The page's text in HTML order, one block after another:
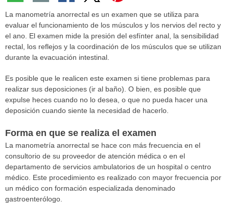
La manometría anorrectal es un examen que se utiliza para
evaluar el funcionamiento de los músculos y los nervios del recto y
el ano. El examen mide la presión del esfínter anal, la sensibilidad
rectal, los reflejos y la coordinación de los músculos que se utilizan
durante la evacuación intestinal.
Es posible que le realicen este examen si tiene problemas para
realizar sus deposiciones (ir al baño). O bien, es posible que
expulse heces cuando no lo desea, o que no pueda hacer una
deposición cuando siente la necesidad de hacerlo.
Forma en que se realiza el examen
La manometría anorrectal se hace con más frecuencia en el
consultorio de su proveedor de atención médica o en el
departamento de servicios ambulatorios de un hospital o centro
médico. Este procedimiento es realizado con mayor frecuencia por
un médico con formación especializada denominado
gastroenterólogo.